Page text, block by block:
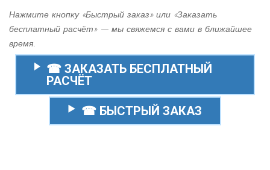
Нажмите кнопку «Быстрый заказ» или «Заказать
бесплатный расчёт» — мы свяжемся с вами в ближайшее
время.
☎ ЗАКАЗАТЬ БЕСПЛАТНЫЙ
РАСЧЁТ
☎ БЫСТРЫЙ ЗАКАЗ